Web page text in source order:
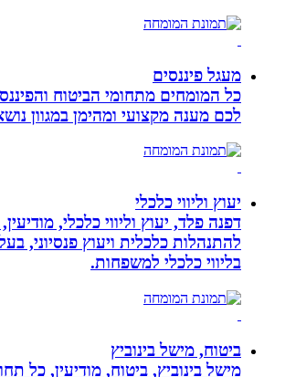
מעגל פיננסים
כל המומחים מתחומי הביטוח
לכם מענה מקצועי ומהימן במגוון
יעוץ וליווי כלכלי
דפנה פלד, יעוץ וליווי כלכלי, מודיעין,
בליווי כלכלי למשפחות.
ביטוח, מישל בינוביץ
מישל בינוביץ, ביטוח, מודיעין, כל תחומי